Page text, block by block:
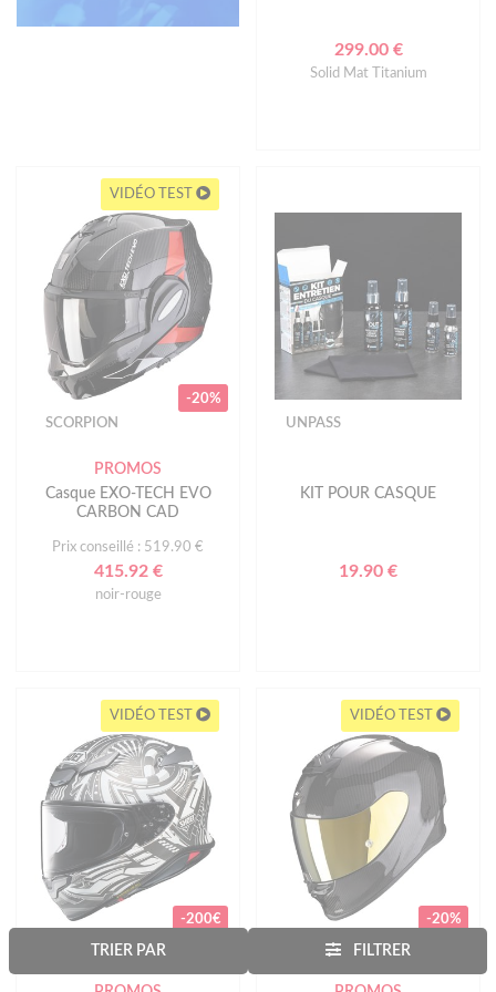
TRIER PAR FILTRER
299.00 €
Solid Mat Titanium
VIDÉO TEST
-20%
SCORPION
PROMOS
Casque EXO-TECH EVO
CARBON CAD
Prix conseillé : 519.90 €
415.92 €
noir-rouge
UNPASS
KIT POUR CASQUE
19.90 €
VIDÉO TEST
-200€
VIDÉO TEST
-20%
SCORPION